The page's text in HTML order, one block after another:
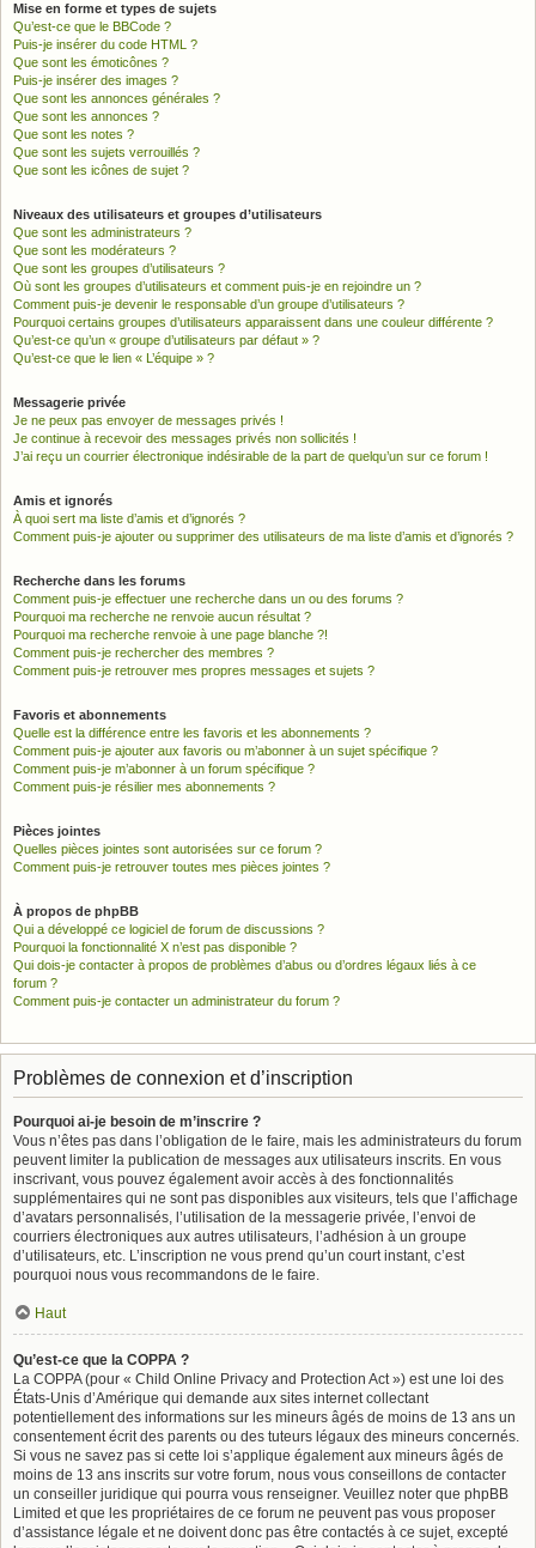
Mise en forme et types de sujets
Qu’est-ce que le BBCode ?
Puis-je insérer du code HTML ?
Que sont les émoticônes ?
Puis-je insérer des images ?
Que sont les annonces générales ?
Que sont les annonces ?
Que sont les notes ?
Que sont les sujets verrouillés ?
Que sont les icônes de sujet ?
Niveaux des utilisateurs et groupes d’utilisateurs
Que sont les administrateurs ?
Que sont les modérateurs ?
Que sont les groupes d’utilisateurs ?
Où sont les groupes d’utilisateurs et comment puis-je en rejoindre un ?
Comment puis-je devenir le responsable d’un groupe d’utilisateurs ?
Pourquoi certains groupes d’utilisateurs apparaissent dans une couleur différente ?
Qu’est-ce qu’un « groupe d’utilisateurs par défaut » ?
Qu’est-ce que le lien « L’équipe » ?
Messagerie privée
Je ne peux pas envoyer de messages privés !
Je continue à recevoir des messages privés non sollicités !
J’ai reçu un courrier électronique indésirable de la part de quelqu’un sur ce forum !
Amis et ignorés
À quoi sert ma liste d’amis et d’ignorés ?
Comment puis-je ajouter ou supprimer des utilisateurs de ma liste d’amis et d’ignorés ?
Recherche dans les forums
Comment puis-je effectuer une recherche dans un ou des forums ?
Pourquoi ma recherche ne renvoie aucun résultat ?
Pourquoi ma recherche renvoie à une page blanche ?!
Comment puis-je rechercher des membres ?
Comment puis-je retrouver mes propres messages et sujets ?
Favoris et abonnements
Quelle est la différence entre les favoris et les abonnements ?
Comment puis-je ajouter aux favoris ou m’abonner à un sujet spécifique ?
Comment puis-je m’abonner à un forum spécifique ?
Comment puis-je résilier mes abonnements ?
Pièces jointes
Quelles pièces jointes sont autorisées sur ce forum ?
Comment puis-je retrouver toutes mes pièces jointes ?
À propos de phpBB
Qui a développé ce logiciel de forum de discussions ?
Pourquoi la fonctionnalité X n’est pas disponible ?
Qui dois-je contacter à propos de problèmes d’abus ou d’ordres légaux liés à ce
forum ?
Comment puis-je contacter un administrateur du forum ?
Problèmes de connexion et d’inscription
Pourquoi ai-je besoin de m’inscrire ?
Vous n’êtes pas dans l’obligation de le faire, mais les administrateurs du forum
peuvent limiter la publication de messages aux utilisateurs inscrits. En vous
inscrivant, vous pouvez également avoir accès à des fonctionnalités
supplémentaires qui ne sont pas disponibles aux visiteurs, tels que l’affichage
d’avatars personnalisés, l’utilisation de la messagerie privée, l’envoi de
courriers électroniques aux autres utilisateurs, l’adhésion à un groupe
d’utilisateurs, etc. L’inscription ne vous prend qu’un court instant, c’est
pourquoi nous vous recommandons de le faire.
Haut
Qu’est-ce que la COPPA ?
La COPPA (pour « Child Online Privacy and Protection Act ») est une loi des
États-Unis d’Amérique qui demande aux sites internet collectant
potentiellement des informations sur les mineurs âgés de moins de 13 ans un
consentement écrit des parents ou des tuteurs légaux des mineurs concernés.
Si vous ne savez pas si cette loi s’applique également aux mineurs âgés de
moins de 13 ans inscrits sur votre forum, nous vous conseillons de contacter
un conseiller juridique qui pourra vous renseigner. Veuillez noter que phpBB
Limited et que les propriétaires de ce forum ne peuvent pas vous proposer
d’assistance légale et ne doivent donc pas être contactés à ce sujet, excepté